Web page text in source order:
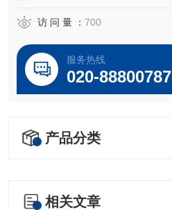
OEM 零件号
访 问 量 ： 700
服务热线
020-88800787
产品分类
相关文章